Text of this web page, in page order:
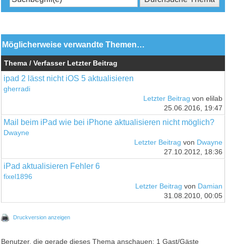
Möglicherweise verwandte Themen…
Thema / Verfasser Letzter Beitrag
ipad 2 lässt nicht iOS 5 aktualisieren
gherradi
Letzter Beitrag von elilab
25.06.2016, 19:47
Mail beim iPad wie bei iPhone aktualisieren nicht möglich?
Dwayne
Letzter Beitrag von Dwayne
27.10.2012, 18:36
iPad aktualisieren Fehler 6
fixel1896
Letzter Beitrag von Damian
31.08.2010, 00:05
Druckversion anzeigen
Benutzer, die gerade dieses Thema anschauen: 1 Gast/Gäste